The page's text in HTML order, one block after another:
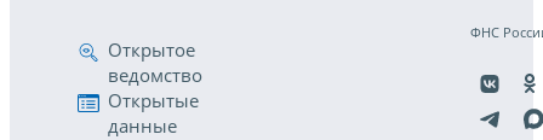
Открытое
ведомство
Открытые
данные
ФНС